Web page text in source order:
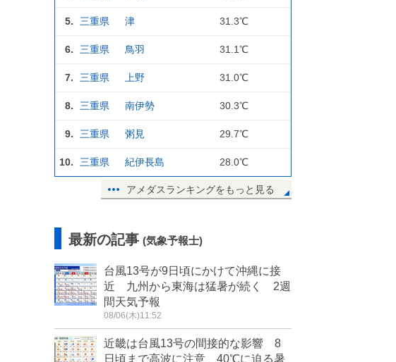
5. 三重県 津 31.3℃
6. 三重県 鳥羽 31.1℃
7. 三重県 上野 31.0℃
8. 三重県 南伊勢 30.3℃
9. 三重県 粥見 29.7℃
10. 三重県 紀伊長島 28.0℃
アメダスランキングをもっと見る
最新の記事 (気象予報士)
台風13号が9日頃にかけて沖縄に接
近 九州から東海は猛暑が続く 2週
間天気予報
08/06(木)11:52
近畿は台風13号の間接的な影響 8
日頃まで高波に注意 40℃に迫る暑